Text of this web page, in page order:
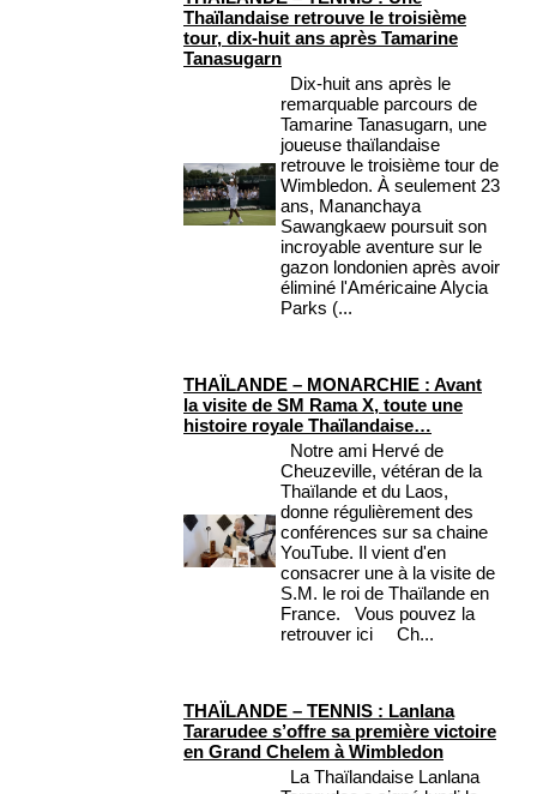
Thaïlandaise retrouve le troisième
tour, dix-huit ans après Tamarine
Tanasugarn
Dix-huit ans après le
remarquable parcours de
Tamarine Tanasugarn, une
joueuse thaïlandaise
retrouve le troisième tour de
Wimbledon. À seulement 23
ans, Mananchaya
Sawangkaew poursuit son
incroyable aventure sur le
gazon londonien après avoir
éliminé l'Américaine Alycia
Parks (...
THAÏLANDE – MONARCHIE : Avant
la visite de SM Rama X, toute une
histoire royale Thaïlandaise…
Notre ami Hervé de
Cheuzeville, vétéran de la
Thaïlande et du Laos,
donne régulièrement des
conférences sur sa chaine
YouTube. Il vient d'en
consacrer une à la visite de
S.M. le roi de Thaïlande en
France. Vous pouvez la
retrouver ici Ch...
THAÏLANDE – TENNIS : Lanlana
Tararudee s’offre sa première victoire
en Grand Chelem à Wimbledon
La Thaïlandaise Lanlana